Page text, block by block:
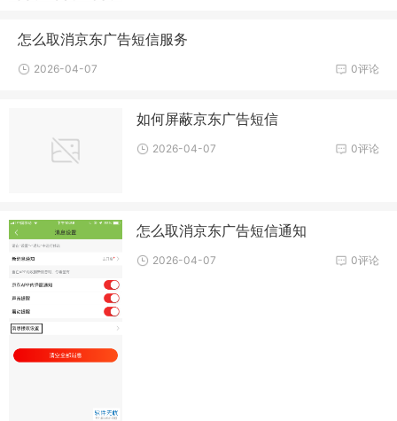
怎么取消京东广告短信服务
0评论
2026-04-07
如何屏蔽京东广告短信
0评论
2026-04-07
怎么取消京东广告短信通知
0评论
2026-04-07